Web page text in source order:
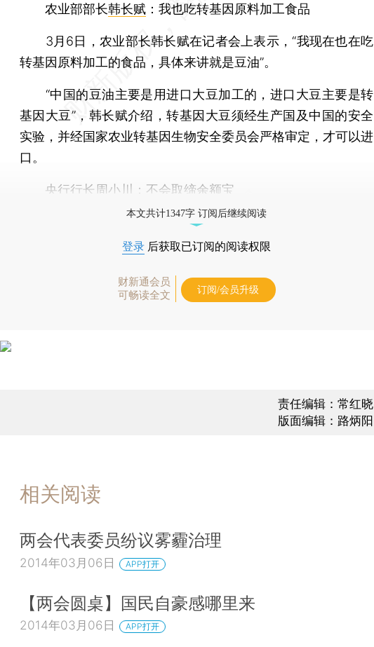
农业部部长韩长赋 ：我也吃转基因原料加工食品
3月6日，农业部长韩长赋在记者会上表示，“我现在也在吃
转基因原料加工的食品，具体来讲就是豆油”。
“中国的豆油主要是用进口大豆加工的，进口大豆主要是转
基因大豆”，韩长赋介绍，转基因大豆须经生产国及中国的安全
实验，并经国家农业转基因生物安全委员会严格审定，才可以进
口。
央行行长 周小川 ：不会取缔余额宝
本文共计1347字 订阅后继续阅读
登录 后获取已订阅的阅读权限
财新通会员
可畅读全文
订阅/会员升级
责任编辑：常红晓
版面编辑：路炳阳
相关阅读
两会代表委员纷议雾霾治理
2014年03月06日 APP打开
【两会圆桌】国民自豪感哪里来
2014年03月06日 APP打开